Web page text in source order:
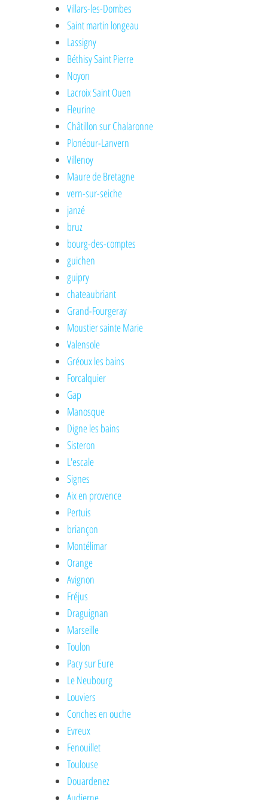
Villars-les-Dombes
Saint martin longeau
Lassigny
Béthisy Saint Pierre
Noyon
Lacroix Saint Ouen
Fleurine
Châtillon sur Chalaronne
Plonéour-Lanvern
Villenoy
Maure de Bretagne
vern-sur-seiche
janzé
bruz
bourg-des-comptes
guichen
guipry
chateaubriant
Grand-Fourgeray
Moustier sainte Marie
Valensole
Gréoux les bains
Forcalquier
Gap
Manosque
Digne les bains
Sisteron
L'escale
Signes
Aix en provence
Pertuis
briançon
Montélimar
Orange
Avignon
Fréjus
Draguignan
Marseille
Toulon
Pacy sur Eure
Le Neubourg
Louviers
Conches en ouche
Evreux
Fenouillet
Toulouse
Douardenez